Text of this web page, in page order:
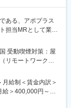
研究の相談窓口と
ケアの基礎から、
ロジー、マネジメ
化されています。
ら応用、実践まで
ある、アポプラス
担当MRとして業務
すので、今までの
、病院）を訪問し
受動喫煙対策：屋
リモートワーク含
給制＜賃金内訳＞
給＞400,000円～